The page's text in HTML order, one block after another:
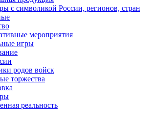
с символикой России, регионов, стран
мероприятия
игры
родов войск
торжества
реальность